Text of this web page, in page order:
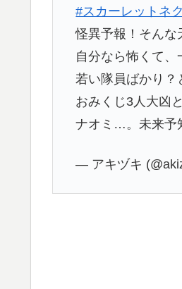
#スカーレットネ
怪異予報！そんな
自分なら怖くて
若い隊員ばかり？
おみくじ3人大凶
ナオミ…。未来予
— アキヅキ